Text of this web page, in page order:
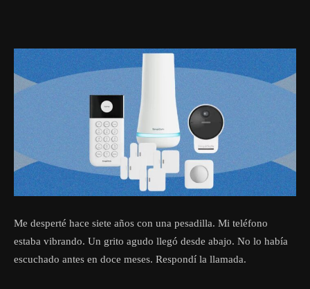
Me desperté hace siete años con una pesadilla. Mi teléfono
estaba vibrando. Un grito agudo llegó desde abajo. No lo había
escuchado antes en doce meses. Respondí la llamada.